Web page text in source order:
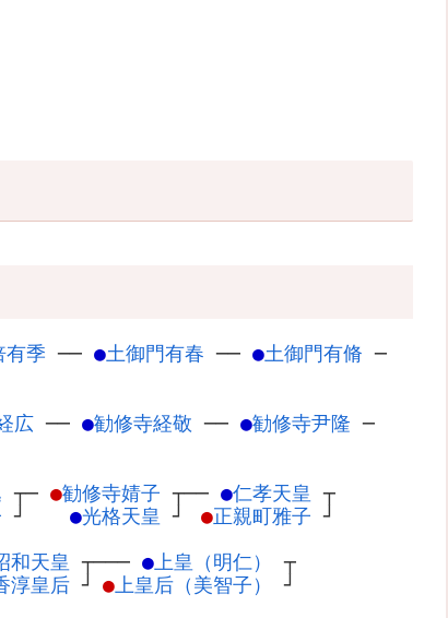
有季 ── ●土御門有春 ── ●土御門有脩 ─
広 ── ●勧修寺経敬 ── ●勧修寺尹隆 ─
┬
┘
─ ●勧修寺婧子 ┬
●光格天皇 ┘
── ●仁孝天皇 ┬
●正親町雅子 ┘
和天皇 ┬
淳皇后 ┘
─── ● 上皇（明仁）
┬
● 上皇后（美智子） ┘